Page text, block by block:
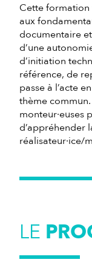
Cette
aux
documentaire
d’une
d’initiation
référence, de
passe à l’acte
thème
monteur·euses
d’appréhender
réalisateur·ice/
LE